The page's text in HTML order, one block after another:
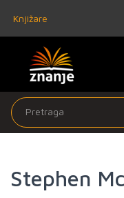
Knjižare
Stephen